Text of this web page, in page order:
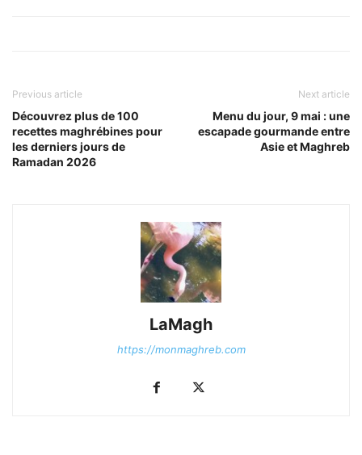
Previous article
Découvrez plus de 100
recettes maghrébines pour
les derniers jours de
Ramadan 2026
Next article
Menu du jour, 9 mai : une
escapade gourmande entre
Asie et Maghreb
LaMagh
https://monmaghreb.com